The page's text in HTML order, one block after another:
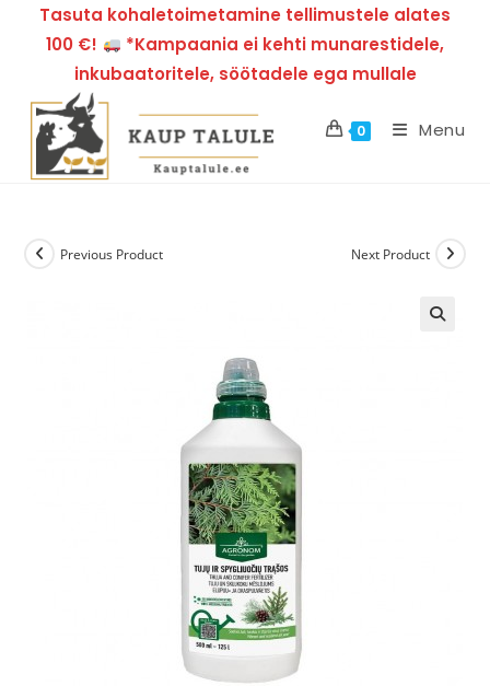
Tasuta kohaletoimetamine tellimustele alates
100 €!
*Kampaania ei kehti munarestidele,
inkubaatoritele, söötadele ega mullale
0 Menu
Previous Product Next Product